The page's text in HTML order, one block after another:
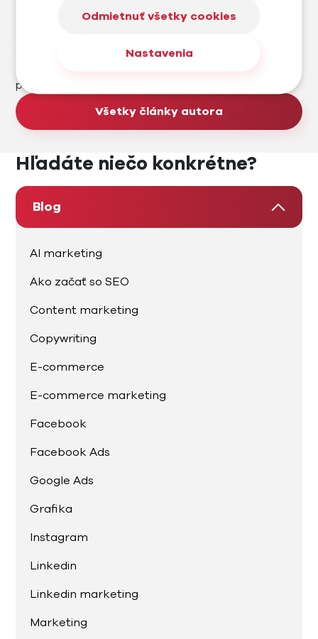
marketingu od roku 2007. Založil som marketingovú
shop a predajňu so zameraním na cyklo a outdoor
projektoch a rozvíjam ich.
Všetky články autora
Hľadáte niečo konkrétne?
Blog
AI marketing
Ako začať so SEO
Content marketing
Copywriting
E-commerce
E-commerce marketing
Facebook
Facebook Ads
Google Ads
Grafika
Instagram
Linkedin
Linkedin marketing
Marketing
Odmietnuť všetky cookies
Nastavenia